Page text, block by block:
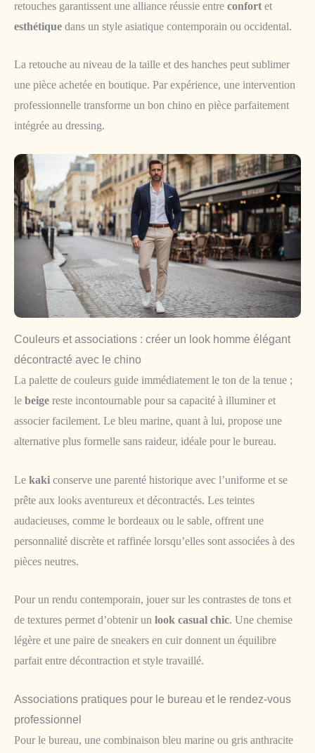
retouches garantissent une alliance réussie entre confort et
esthétique dans un style asiatique contemporain ou occidental.
La retouche au niveau de la taille et des hanches peut sublimer
une pièce achetée en boutique. Par expérience, une intervention
professionnelle transforme un bon chino en pièce parfaitement
intégrée au dressing.
Couleurs et associations : créer un look homme élégant
décontracté avec le chino
La palette de couleurs guide immédiatement le ton de la tenue ;
le beige reste incontournable pour sa capacité à illuminer et
associer facilement. Le bleu marine, quant à lui, propose une
alternative plus formelle sans raideur, idéale pour le bureau.
Le kaki conserve une parenté historique avec l’uniforme et se
prête aux looks aventureux et décontractés. Les teintes
audacieuses, comme le bordeaux ou le sable, offrent une
personnalité discrète et raffinée lorsqu’elles sont associées à des
pièces neutres.
Pour un rendu contemporain, jouer sur les contrastes de tons et
de textures permet d’obtenir un look casual chic. Une chemise
légère et une paire de sneakers en cuir donnent un équilibre
parfait entre décontraction et style travaillé.
Associations pratiques pour le bureau et le rendez-vous
professionnel
Pour le bureau, une combinaison bleu marine ou gris anthracite